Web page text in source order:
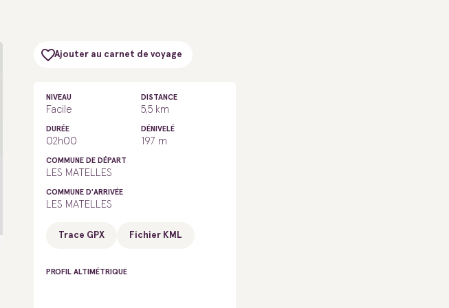
Ajouter au carnet de voyage
NIVEAU
Facile
DISTANCE
5,5 km
DURÉE
02h00
DÉNIVELÉ
197 m
COMMUNE DE DÉPART
LES MATELLES
COMMUNE D'ARRIVÉE
LES MATELLES
Trace GPX Fichier KML
PROFIL ALTIMÉTRIQUE